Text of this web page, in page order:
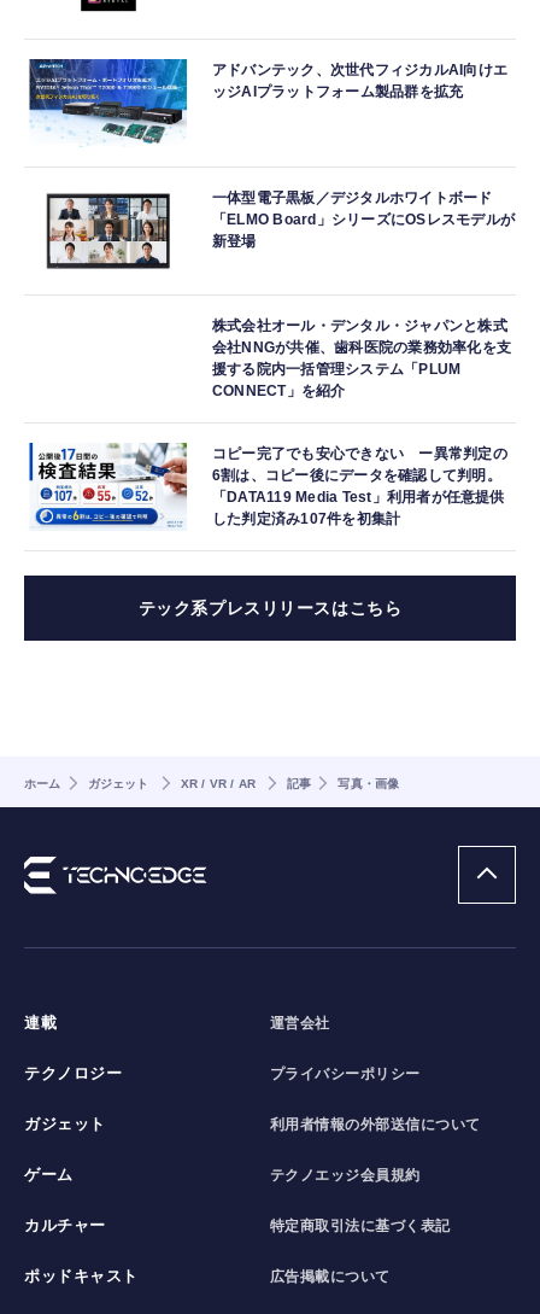
アドバンテック、次世代フィジカルAI向けエ
ッジAIプラットフォーム製品群を拡充
一体型電子黒板／デジタルホワイトボード
「ELMO Board」シリーズにOSレスモデルが
新登場
株式会社オール・デンタル・ジャパンと株式
会社NNGが共催、歯科医院の業務効率化を支
援する院内一括管理システム「PLUM
CONNECT」を紹介
コピー完了でも安心できない ー異常判定の
6割は、コピー後にデータを確認して判明。
「DATA119 Media Test」利用者が任意提供
した判定済み107件を初集計
テック系プレスリリースはこちら
ホーム ガジェット XR / VR / AR 記事 写真・画像
連載
テクノロジー
ガジェット
ゲーム
カルチャー
ポッドキャスト
運営会社
プライバシーポリシー
利用者情報の外部送信について
テクノエッジ会員規約
特定商取引法に基づく表記
広告掲載について